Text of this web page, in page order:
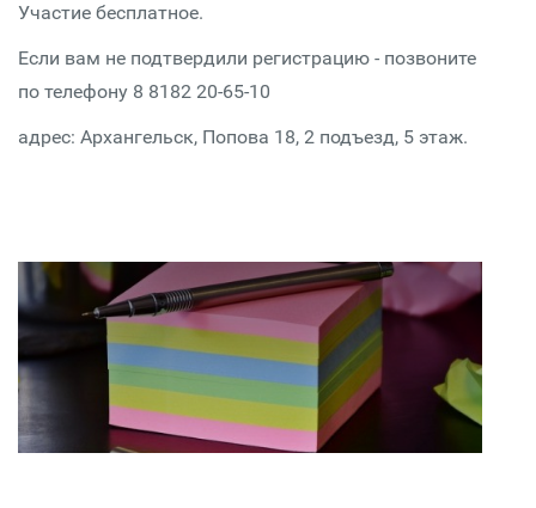
Участие бесплатное.
Если вам не подтвердили регистрацию - позвоните
по телефону 8 8182 20-65-10
адрес: Архангельск, Попова 18, 2 подъезд, 5 этаж.